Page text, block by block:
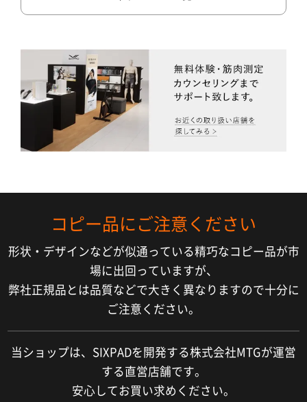
コピー品にご注意ください
形状・デザインなどが似通っている精巧なコピー品が市
場に出回っていますが、
弊社正規品とは品質などで大きく異なりますので十分に
ご注意ください。
当ショップは、SIXPADを開発する株式会社MTGが運営
する直営店舗です。
安心してお買い求めください。